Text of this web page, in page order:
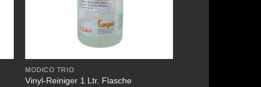
MODICO TRIO
Vinyl-Reiniger 1 Ltr. Flasche